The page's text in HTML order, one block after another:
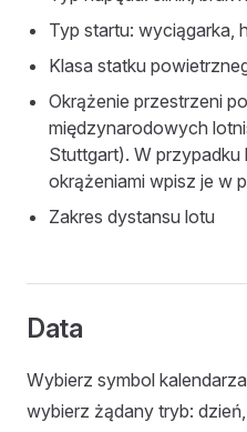
Typ startu: wyciągarka,
Klasa statku
Okrążenie przestrzeni
międzynarodowych
Stuttgart). W
okrążeniami wpisz je w
Zakres dystansu lotu
Data
Wybierz symbol
wybierz żądany tryb: